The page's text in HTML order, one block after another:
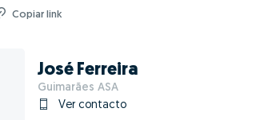
Copiar link
José Ferreira
Guimarães ASA
Ver contacto